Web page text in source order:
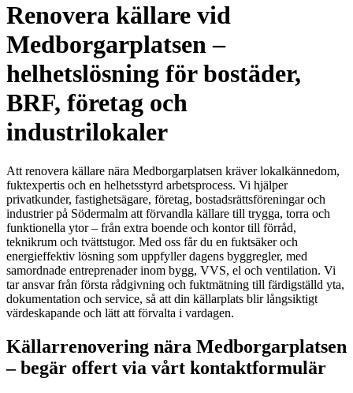
Renovera källare vid
Medborgarplatsen –
helhetslösning för bostäder,
BRF, företag och
industrilokaler
Att renovera källare nära Medborgarplatsen kräver lokalkännedom,
fuktexpertis och en helhetsstyrd arbetsprocess. Vi hjälper
privatkunder, fastighetsägare, företag, bostadsrättsföreningar och
industrier på Södermalm att förvandla källare till trygga, torra och
funktionella ytor – från extra boende och kontor till förråd,
teknikrum och tvättstugor. Med oss får du en fuktsäker och
energieffektiv lösning som uppfyller dagens byggregler, med
samordnade entreprenader inom bygg, VVS, el och ventilation. Vi
tar ansvar från första rådgivning och fuktmätning till färdigställd yta,
dokumentation och service, så att din källarplats blir långsiktigt
värdeskapande och lätt att förvalta i vardagen.
Källarrenovering nära Medborgarplatsen
– begär offert via vårt kontaktformulär